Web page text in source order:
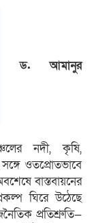
ড. আমানুর
নদী, কৃষি,
ওতপ্রোতভাবে
বাস্তবায়নের
ঘিরে উঠেছে
প্রতিশ্রুতি—